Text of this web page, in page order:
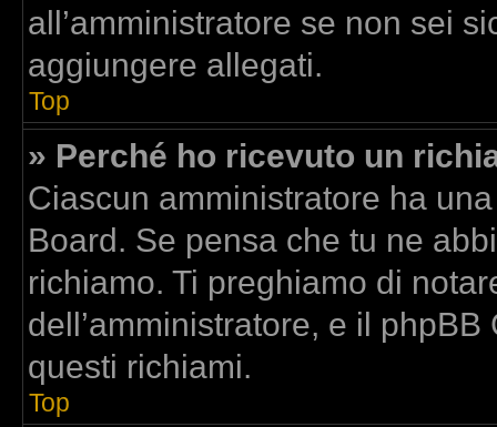
all’amministratore se non sei
aggiungere allegati.
Top
» Perché ho ricevuto un
Ciascun amministratore ha
Board. Se pensa che tu ne
richiamo. Ti preghiamo di
dell’amministratore, e il
questi richiami.
Top